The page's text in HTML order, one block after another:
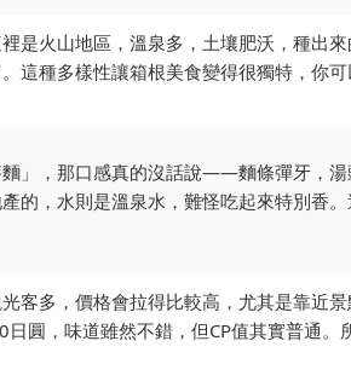
是火山地區，溫泉多，土壤肥沃，種出
這種多樣性讓箱根美食變得很獨特，你
」，那口感真的沒話說——麵條彈牙，
的，水則是溫泉水，難怪吃起來特別香
客多，價格會拉得比較高，尤其是靠近
圓，味道雖然不錯，但CP值其實普通。